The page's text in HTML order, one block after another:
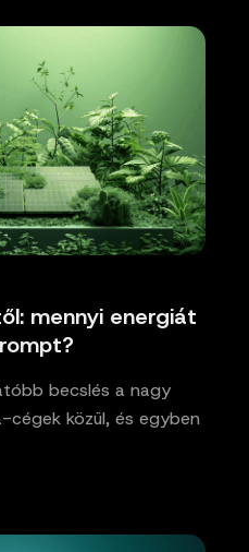
mennyi energiát
becslés a nagy
cégek közül, és egyben